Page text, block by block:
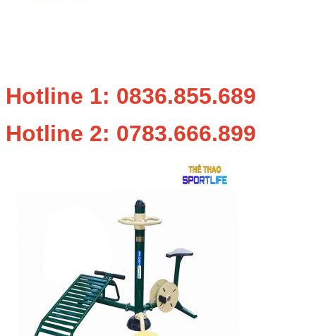
Hotline 1: 0836.855.689
Hotline 2: 0783.666.899